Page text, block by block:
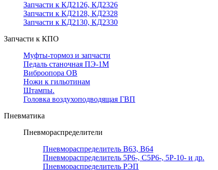
Запчасти к КД2126, КД2326
Запчасти к КД2128, КД2328
Запчасти к КД2130, КД2330
Запчасти к КПО
Муфты-тормоз и запчасти
Педаль станочная ПЭ-1М
Виброопора ОВ
Ножи к гильотинам
Штампы.
Головка воздухоподводящая ГВП
Пневматика
Пневмораспределители
Пневмораспределитель В63, В64
Пневмораспределитель 5Р6-, С5Р6-, 5Р-10- и др.
Пневмораспределитель РЭП